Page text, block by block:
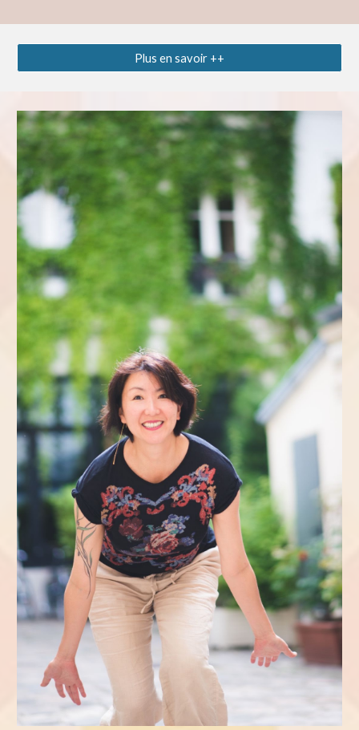
Plus en savoir ++